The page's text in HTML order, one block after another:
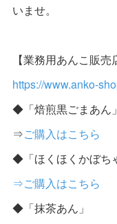
いませ。
【業務用あんこ販売
https://www.anko-
◆「焙煎黒ごまあん」
⇒ご購入はこちら
◆「ほくほくかぼち
⇒ご購入はこちら
◆「抹茶あん」